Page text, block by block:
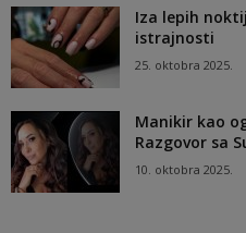
Iza lepih
istrajnosti
25. oktobra 2025.
Manikir kao
Razgovor sa
10. oktobra 2025.